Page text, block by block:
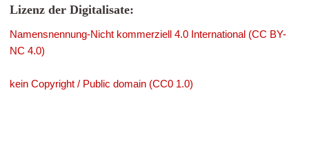
Lizenz der Digitalisate:
Namensnennung-Nicht kommerziell 4.0 International (CC BY-
NC 4.0)
kein Copyright / Public domain (CC0 1.0)